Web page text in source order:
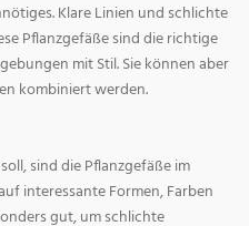
Klare Linien und schlichte
Pflanzgefäße sind die richtige
mit Stil. Sie können aber
kombiniert werden.
sind die Pflanzgefäße im
interessante Formen, Farben
gut, um schlichte